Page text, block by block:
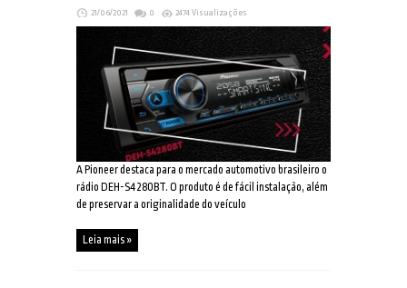
21/06/2021 0 2474 Visualizações
A Pioneer destaca para o mercado automotivo brasileiro o
rádio DEH-S4280BT. O produto é de fácil instalação, além
de preservar a originalidade do veículo
Leia mais »